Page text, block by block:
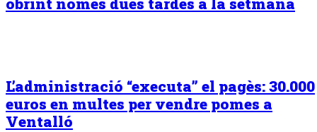
L’administració “executa” el pagès: 30.000
euros en multes per vendre pomes a
Ventalló